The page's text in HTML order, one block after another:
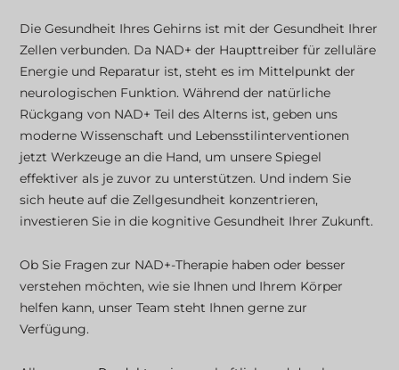
Die Gesundheit Ihres Gehirns ist mit der Gesundheit Ihrer
Zellen verbunden. Da NAD+ der Haupttreiber für zelluläre
Energie und Reparatur ist, steht es im Mittelpunkt der
neurologischen Funktion. Während der natürliche
Rückgang von NAD+ Teil des Alterns ist, geben uns
moderne Wissenschaft und Lebensstilinterventionen
jetzt Werkzeuge an die Hand, um unsere Spiegel
effektiver als je zuvor zu unterstützen. Und indem Sie
sich heute auf die Zellgesundheit konzentrieren,
investieren Sie in die kognitive Gesundheit Ihrer Zukunft.
Ob Sie Fragen zur NAD+-Therapie haben oder besser
verstehen möchten, wie sie Ihnen und Ihrem Körper
helfen kann, unser Team steht Ihnen gerne zur
Verfügung.